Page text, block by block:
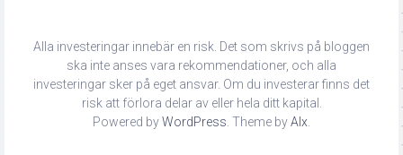
Alla investeringar innebär en risk. Det som skrivs på bloggen
ska inte anses vara rekommendationer, och alla
investeringar sker på eget ansvar. Om du investerar finns det
risk att förlora delar av eller hela ditt kapital.
Powered byWordPress . Theme byAlx